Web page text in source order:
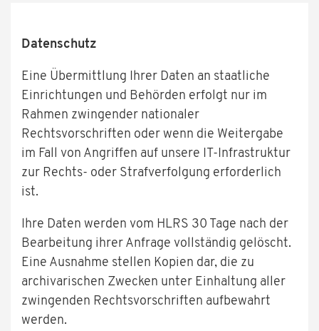
Datenschutz
Eine Übermittlung Ihrer Daten an staatliche
Einrichtungen und Behörden erfolgt nur im
Rahmen zwingender nationaler
Rechtsvorschriften oder wenn die Weitergabe
im Fall von Angriffen auf unsere IT-Infrastruktur
zur Rechts- oder Strafverfolgung erforderlich
ist.
Ihre Daten werden vom HLRS 30 Tage nach der
Bearbeitung ihrer Anfrage vollständig gelöscht.
Eine Ausnahme stellen Kopien dar, die zu
archivarischen Zwecken unter Einhaltung aller
zwingenden Rechtsvorschriften aufbewahrt
werden.